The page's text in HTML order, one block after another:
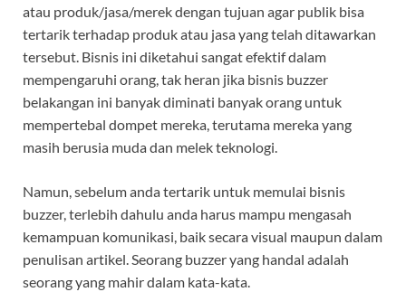
atau produk/jasa/merek dengan tujuan agar publik bisa
tertarik terhadap produk atau jasa yang telah ditawarkan
tersebut. Bisnis ini diketahui sangat efektif dalam
mempengaruhi orang, tak heran jika bisnis buzzer
belakangan ini banyak diminati banyak orang untuk
mempertebal dompet mereka, terutama mereka yang
masih berusia muda dan melek teknologi.
Namun, sebelum anda tertarik untuk memulai bisnis
buzzer, terlebih dahulu anda harus mampu mengasah
kemampuan komunikasi, baik secara visual maupun dalam
penulisan artikel. Seorang buzzer yang handal adalah
seorang yang mahir dalam kata-kata.